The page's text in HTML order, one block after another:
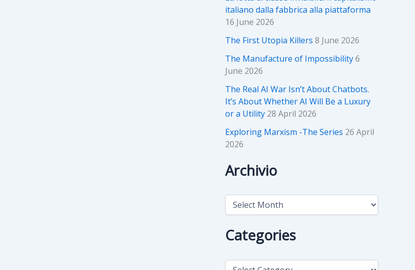
italiano dalla fabbrica alla piattaforma
16 June 2026
The First Utopia Killers 8 June 2026
The Manufacture of Impossibility6
June 2026
The Real AI War Isn’t About Chatbots.
It’s About Whether AI Will Be a Luxury
or a Utility 28 April 2026
Exploring Marxism -The Series 26 April
2026
Archivio
A
h
i
Categories
C